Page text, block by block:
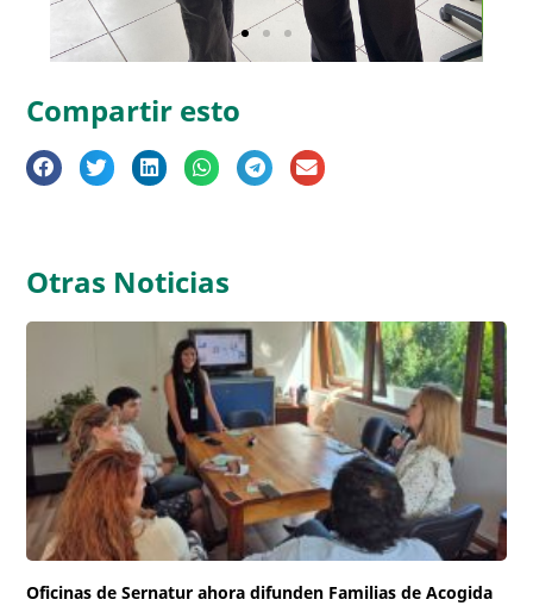
Compartir esto
Otras Noticias
Oficinas de Sernatur ahora difunden Familias de Acogida